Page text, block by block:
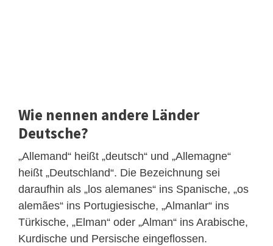
Wie nennen andere Länder
Deutsche?
„Allemand“ heißt „deutsch“ und „Allemagne“
heißt „Deutschland“. Die Bezeichnung sei
daraufhin als „los alemanes“ ins Spanische, „os
alemães“ ins Portugiesische, „Almanlar“ ins
Türkische, „Elman“ oder „Alman“ ins Arabische,
Kurdische und Persische eingeflossen.